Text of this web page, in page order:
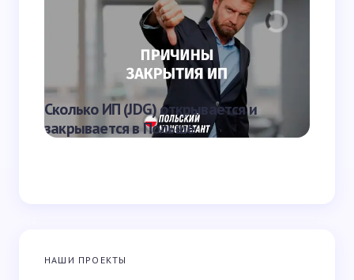
Отправить
Сколько ИП (JDG) открывается и
закрывается в Польше
НАШИ ПРОЕКТЫ